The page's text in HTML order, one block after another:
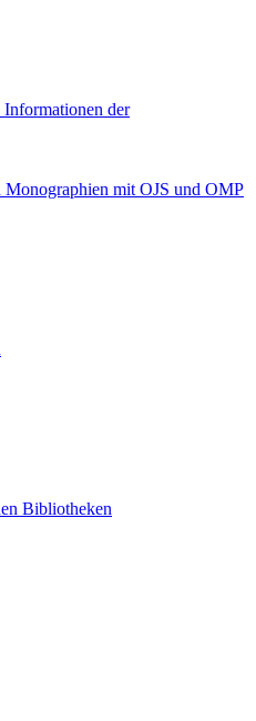
Informationen der
mit OJS und OMP
Bibliotheken